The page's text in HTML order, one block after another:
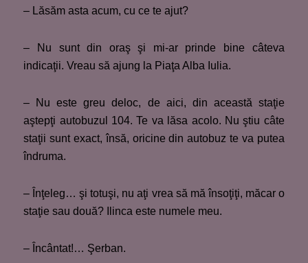
– Lăsăm asta acum, cu ce te ajut?
– Nu sunt din oraş şi mi-ar prinde bine câteva
indicaţii. Vreau să ajung la Piaţa Alba Iulia.
– Nu este greu deloc, de aici, din această staţie
aştepţi autobuzul 104. Te va lăsa acolo. Nu ştiu câte
staţii sunt exact, însă, oricine din autobuz te va putea
îndruma.
– Înţeleg… şi totuşi, nu aţi vrea să mă însoţiţi, măcar o
staţie sau două? Ilinca este numele meu.
– Încântat!… Şerban.